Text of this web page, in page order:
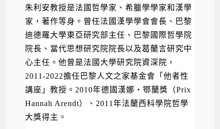
朱利安教授是法國哲學家、希臘學學家和漢學
家，著作等身。 曾任法國漢學學會會長、巴黎
迪德羅大學東亞研究部主任、 巴黎國際哲學院
院長、 當代思想研究院院長以及葛蘭言研究中
心主任。他曾是法國大學研究院資深院，
2011-2022擔任巴黎人文之 家基金會「他者性
講座」教授。 2010年德國漢娜‧鄂蘭獎（Prix
Hannah Arendt）、 2011年法蘭西科學院哲學
大獎得主。